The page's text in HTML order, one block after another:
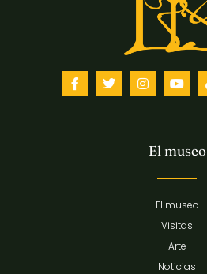
El museo
El museo
Visitas
Arte
Noticias